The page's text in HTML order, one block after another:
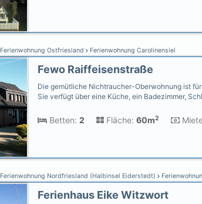
Ferienwohnung Ostfriesland Ferienwohnung Carolinensiel
Fewo Raiffeisenstraße
Die gemütliche Nichtraucher-Oberwohnung ist
Sie verfügt über eine Küche, ein Badezimmer,
Betten: 2 Fläche: 60m2
Ferienwohnung Nordfriesland (Halbinsel Eiderstedt)
Ferienhaus Eike Witzwort